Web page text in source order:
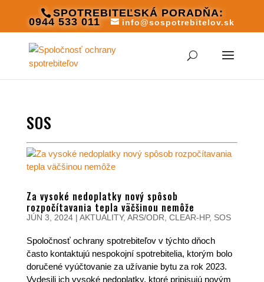
SPOTREBITEĽSKÁ PORADŇA:
0944 533 011 info@sospotrebitelov.sk
SOS
Za vysoké nedoplatky nový spôsob
rozpočítavania tepla väčšinou nemôže
JÚN 3, 2024| AKTUALITY, ARS/ODR CLEAR-HP, SOS
Spoločnosť ochrany spotrebiteľov v týchto dňoch
často kontaktujú nespokojní spotrebitelia, ktorým bolo
doručené vyúčtovanie za užívanie bytu za rok 2023.
Vydesili ich vysoké nedoplatky, ktoré pripisujú novým